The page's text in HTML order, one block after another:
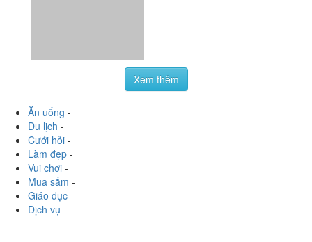
Ăn uống -
Du lịch-
Cưới hỏi-
Làm đẹp